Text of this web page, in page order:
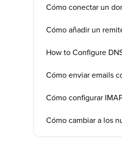
Cómo conectar un
Cómo añadir un
How to Configure
Cómo enviar emails
Cómo configurar
Cómo cambiar a los